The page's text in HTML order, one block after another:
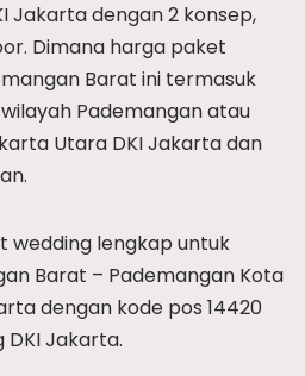
Jakarta dengan 2 konsep,
Dimana harga paket
Barat ini termasuk
Pademangan atau
Utara DKI Jakarta dan
wedding lengkap untuk
Barat – Pademangan Kota
dengan kode pos 14420
DKI Jakarta.